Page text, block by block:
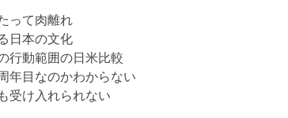
って肉離れ
日本の文化
行動範囲の日米比較
年目なのかわからない
受け入れられない